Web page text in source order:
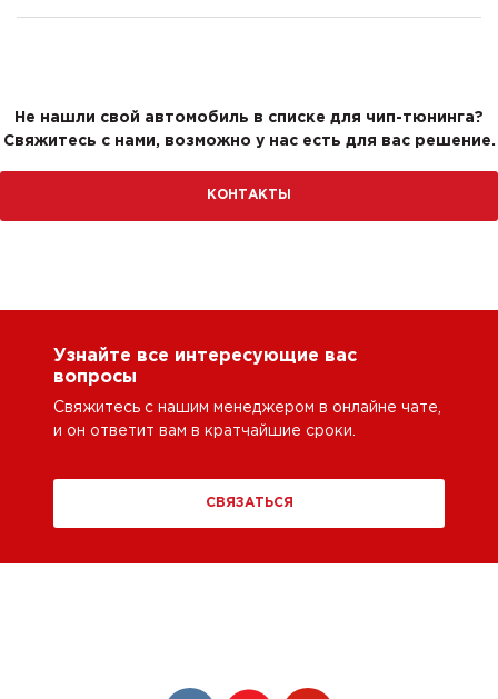
Не нашли свой автомобиль в списке для чип-тюнинга?
Свяжитесь с нами, возможно у нас есть для вас решение.
КОНТАКТЫ
Узнайте все интересующие вас
вопросы
Свяжитесь с нашим менеджером в онлайне чате,
и он ответит вам в кратчайшие сроки.
СВЯЗАТЬСЯ